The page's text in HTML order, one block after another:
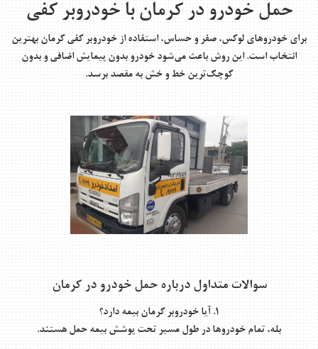
حمل خودرو در کرمان با خودروبر کفی
برای خودروهای لوکس، صفر و حساس، استفاده ازخودروبر کفی کرمانبهترین
انتخاب است. این روش باعث می‌شود خودرو بدون پیمایش اضافی و بدون
کوچک‌ترین خط و خش به مقصد برسد.
سوالات متداول درباره حمل خودرو در کرمان
۱. آیا خودروبر کرمان بیمه دارد؟
بله، تمام خودروها در طول مسیر تحت پوشش بیمه حمل هستند.